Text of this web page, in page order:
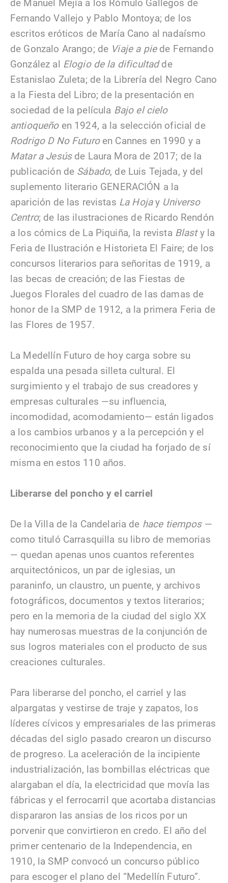
de Manuel Mejía a los Rómulo Gallegos de
Fernando Vallejo y Pablo Montoya; de los
escritos eróticos de María Cano al nadaísmo
de Gonzalo Arango; de Viaje a pie de Fernando
González al Elogio de la dificultadde
Estanislao Zuleta; de la Librería del Negro Cano
a la Fiesta del Libro; de la presentación en
sociedad de la película Bajo el cielo
antioqueñoen 1924, a la selección oficial de
Rodrigo D No Futuro en Cannes en 1990 y a
Matar a Jesúsde Laura Mora de 2017; de la
publicación de Sábado, de Luis Tejada, y del
suplemento literario GENERACIÓN a la
aparición de las revistas La Hojay Universo
Centro; de las ilustraciones de Ricardo Rendón
a los cómics de La Piquiña, la revista Blasty la
Feria de Ilustración e Historieta El Faire; de los
concursos literarios para señoritas de 1919, a
las becas de creación; de las Fiestas de
Juegos Florales del cuadro de las damas de
honor de la SMP de 1912, a la primera Feria de
las Flores de 1957.
La Medellín Futuro de hoy carga sobre su
espalda una pesada silleta cultural. El
surgimiento y el trabajo de sus creadores y
empresas culturales —su influencia,
incomodidad, acomodamiento— están ligados
a los cambios urbanos y a la percepción y el
reconocimiento que la ciudad ha forjado de sí
misma en estos 110 años.
Liberarse del poncho y el carriel
De la Villa de la Candelaria de hace tiempos—
como tituló Carrasquilla su libro de memorias
— quedan apenas unos cuantos referentes
arquitectónicos, un par de iglesias, un
paraninfo, un claustro, un puente, y archivos
fotográficos, documentos y textos literarios;
pero en la memoria de la ciudad del siglo XX
hay numerosas muestras de la conjunción de
sus logros materiales con el producto de sus
creaciones culturales.
Para liberarse del poncho, el carriel y las
alpargatas y vestirse de traje y zapatos, los
líderes cívicos y empresariales de las primeras
décadas del siglo pasado crearon un discurso
de progreso. La aceleración de la incipiente
industrialización, las bombillas eléctricas que
alargaban el día, la electricidad que movía las
fábricas y el ferrocarril que acortaba distancias
dispararon las ansias de los ricos por un
porvenir que convirtieron en credo. El año del
primer centenario de la Independencia, en
1910, la SMP convocó un concurso público
para escoger el plano del “Medellín Futuro”.